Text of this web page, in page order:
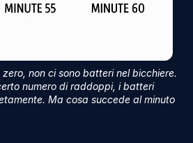
non ci sono batteri nel bicchiere.
numero di raddoppi, i batteri
Ma cosa succede al minuto